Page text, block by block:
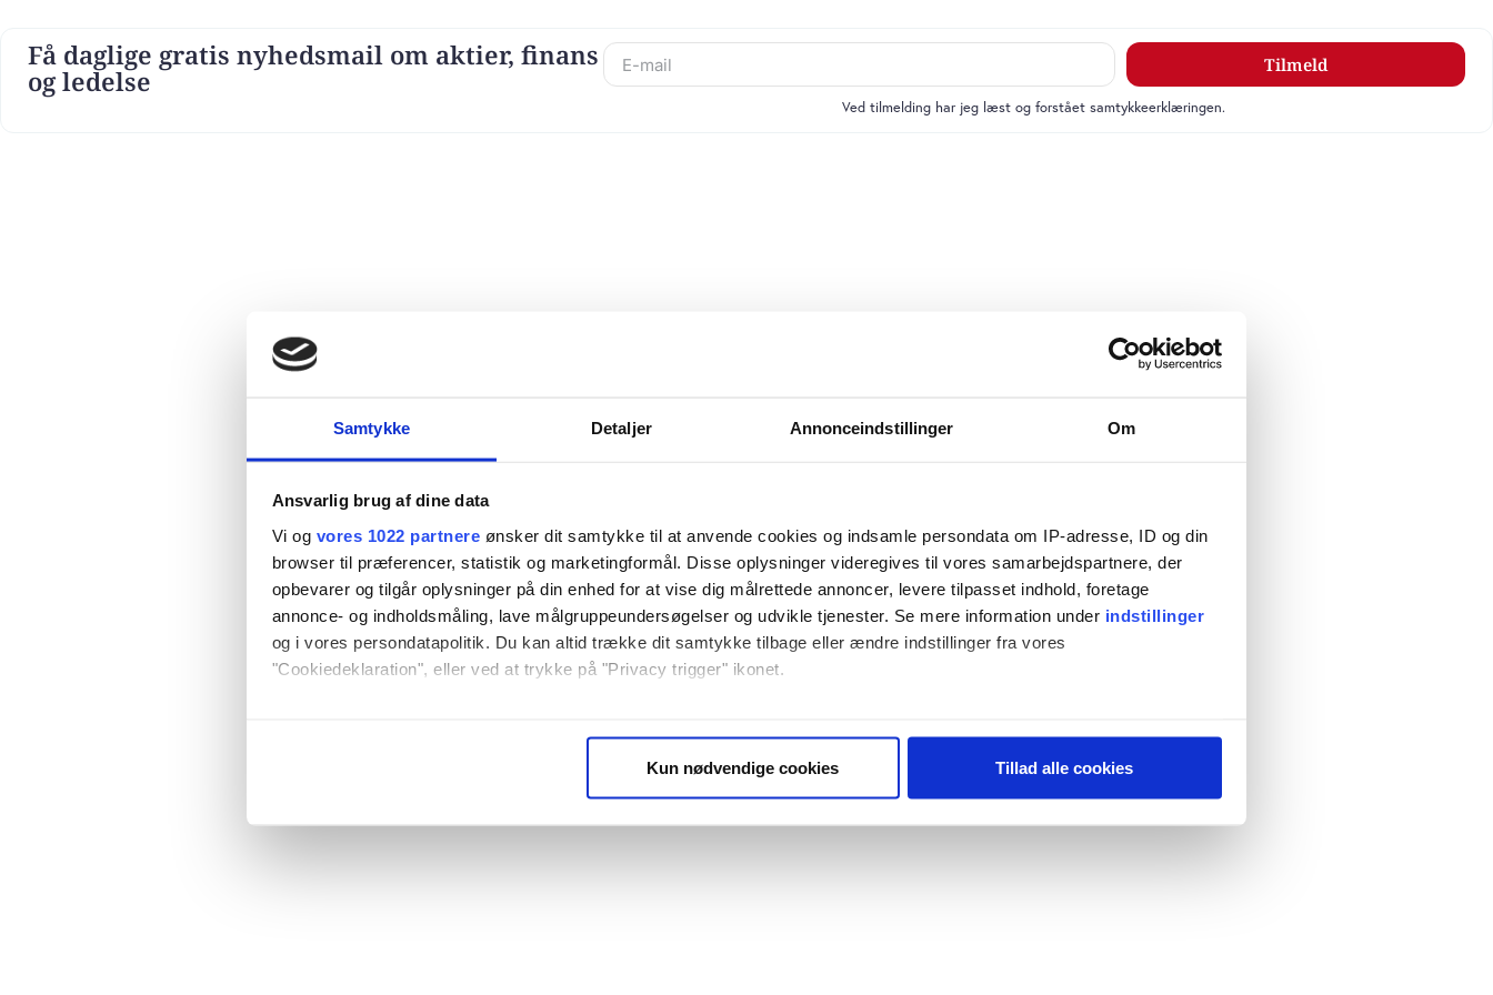
Samtykke Detaljer Annonceindstillinger Om
Ansvarlig brug af dine data
Vi og vores 1022 partnere ønsker dit samtykke til at anvende cookies og indsamle persondata om IP-adresse, ID og din
browser til præferencer, statistik og marketingformål. Disse oplysninger videregives til vores samarbejdspartnere, der
opbevarer og tilgår oplysninger på din enhed for at vise dig målrettede annoncer, levere tilpasset indhold, foretage
annonce- og indholdsmåling, lave målgruppeundersøgelser og udvikle tjenester. Se mere information under indstillinger
og i vores persondatapolitik. Du kan altid trække dit samtykke tilbage eller ændre indstillinger fra vores
"Cookiedeklaration", eller ved at trykke på "Privacy trigger" ikonet.
Identificere din enhed baseret på en scanning af dens unikke karakteristika (fingerprinting)
Kun nødvendige cookies Tillad alle cookies
Få daglige gratis nyhedsmail om aktier, finans
og ledelse
Tilmeld
Ved tilmelding har jeg læst og forstået samtykkeerklæringen.